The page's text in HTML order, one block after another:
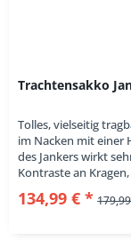
Trachtensakko
Tolles, vielseitig
im Nacken mit einer
des Jankers wirkt
Kontraste an
134,99 € *